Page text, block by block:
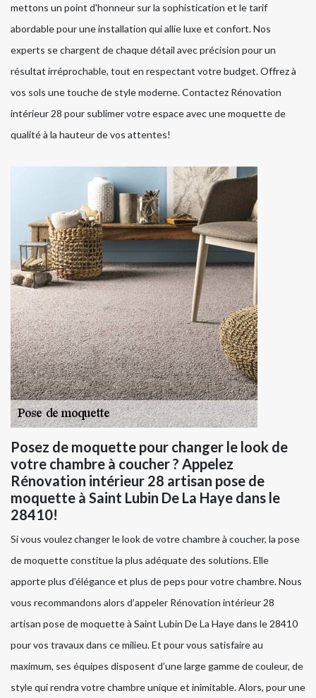
mettons un point d'honneur sur la sophistication et le tarif
abordable pour une installation qui allie luxe et confort. Nos
experts se chargent de chaque détail avec précision pour un
résultat irréprochable, tout en respectant votre budget. Offrez à
vos sols une touche de style moderne. Contactez Rénovation
intérieur 28 pour sublimer votre espace avec une moquette de
qualité à la hauteur de vos attentes!
Posez de moquette pour changer le look de
votre chambre à coucher ? Appelez
Rénovation intérieur 28 artisan pose de
moquette à Saint Lubin De La Haye dans le
28410!
Si vous voulez changer le look de votre chambre à coucher, la pose
de moquette constitue la plus adéquate des solutions. Elle
apporte plus d’élégance et plus de peps pour votre chambre. Nous
vous recommandons alors d’appeler Rénovation intérieur 28
artisan pose de moquette à Saint Lubin De La Haye dans le 28410
pour vos travaux dans ce milieu. Et pour vous satisfaire au
maximum, ses équipes disposent d’une large gamme de couleur, de
style qui rendra votre chambre unique et inimitable. Alors, pour une